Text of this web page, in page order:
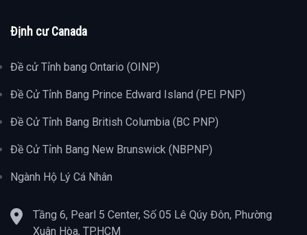
Định cư Canada
Đề cử Tỉnh bang Ontario (OINP)
Đề Cử Tỉnh Bang Prince Edward Island (PEI PNP)
Đề Cử Tỉnh Bang British Columbia (BC PNP)
Đề Cử Tỉnh Bang New Brunswick (NBPNP)
Ngành Hộ Lý Cá Nhân
Tầng 6, Pearl 5 Center, Số 05 Lê Qúy Đôn, Phường
Xuân Hòa, TP.HCM